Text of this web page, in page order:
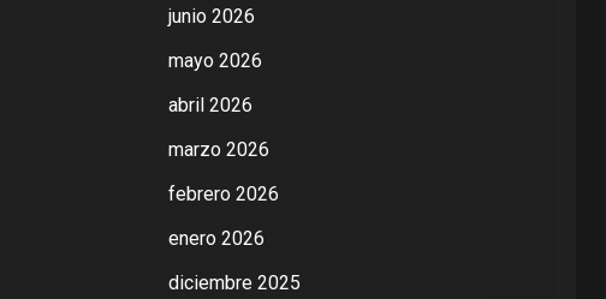
junio 2026
mayo 2026
abril 2026
marzo 2026
febrero 2026
enero 2026
diciembre 2025